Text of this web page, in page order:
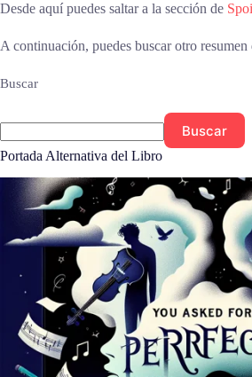
Desde aquí puedes saltar a la sección de
A continuación, puedes buscar otro resumen
Buscar
Buscar
Portada Alternativa del Libro